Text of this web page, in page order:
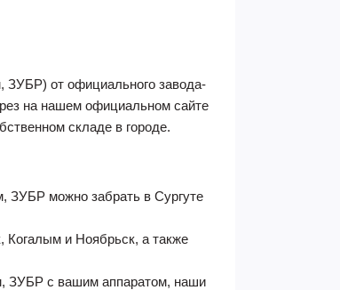
ЗУБР) от официального завода-
на нашем официальном сайте
складе в городе.
ЗУБР можно забрать в Сургуте
Когалым и Ноябрьск, а также
ЗУБР с вашим аппаратом, наши